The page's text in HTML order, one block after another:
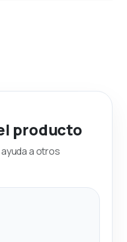
producto
a otros